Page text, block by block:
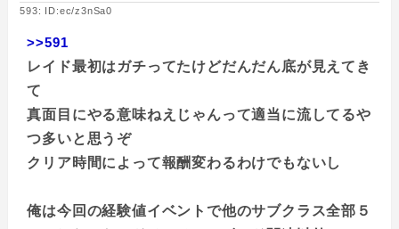
593: ID:ec/z3nSa0
>>591
レイド最初はガチってたけどだんだん底が見えてき
て
真面目にやる意味ねえじゃんって適当に流してるや
つ多いと思うぞ
クリア時間によって報酬変わるわけでもないし
俺は今回の経験値イベントで他のサブクラス全部５